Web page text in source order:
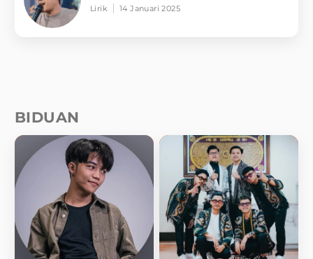
Lirik 14 Januari 2025
BIDUAN